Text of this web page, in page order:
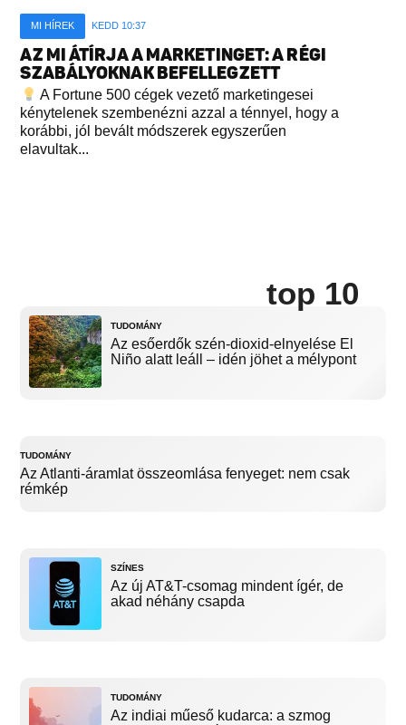
MI HÍREK KEDD 10:37
AZ MI ÁTÍRJA A MARKETINGET: A RÉGI
SZABÁLYOKNAK BEFELLEGZETT
A Fortune 500 cégek vezető marketingesei
kénytelenek szembenézni azzal a ténnyel, hogy a
korábbi, jól bevált módszerek egyszerűen
elavultak...
top 10
TUDOMÁNY
Az esőerdők szén-dioxid-elnyelése El
Niño alatt leáll – idén jöhet a mélypont
TUDOMÁNY
Az Atlanti-áramlat összeomlása fenyeget: nem csak
rémkép
SZÍNES
Az új AT&T-csomag mindent ígér, de
akad néhány csapda
TUDOMÁNY
Az indiai műeső kudarca: a szmog